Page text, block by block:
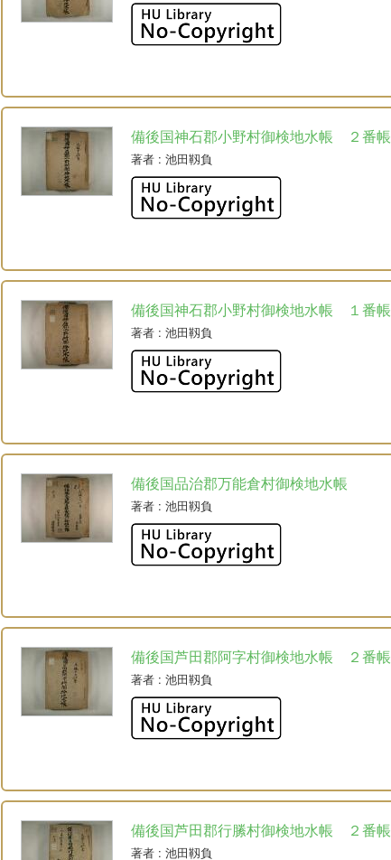
備後国神石郡小野村御検地水帳 ２番帳
著者: 池田靱負
備後国神石郡小野村御検地水帳 １番帳
著者: 池田靱負
備後国品治郡万能倉村御検地水帳
著者: 池田靱負
備後国芦田郡阿字村御検地水帳 ２番帳
著者: 池田靱負
備後国芦田郡行縢村御検地水帳 ２番帳
著者: 池田靱負